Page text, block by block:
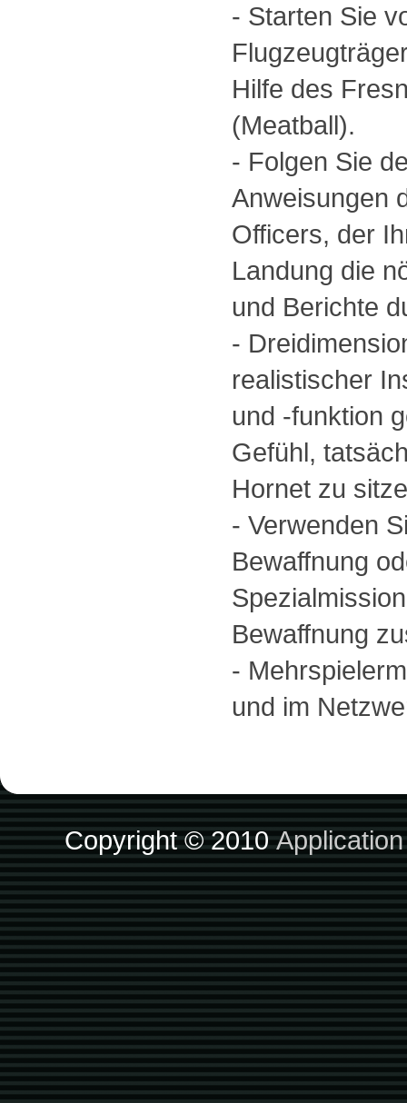
- Starten Sie
Hilfe des
(Meatball).
- Folgen Sie
Anweisungen
Officers, der
Landung die
und Berichte
-
realistischer
und -funktion
Gefühl,
Hornet zu
- Verwenden
Bewaffnung
Bewaffnung
-
und im
Copyright © 2010